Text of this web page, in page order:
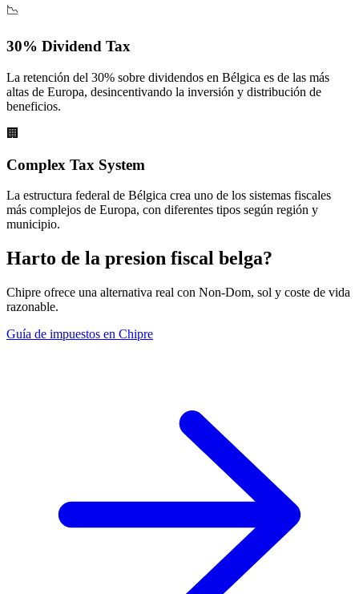
📉
30% Dividend Tax
La retención del 30% sobre dividendos en Bélgica es de las más
altas de Europa, desincentivando la inversión y distribución de
beneficios.
🏢
Complex Tax System
La estructura federal de Bélgica crea uno de los sistemas fiscales
más complejos de Europa, con diferentes tipos según región y
municipio.
Harto de la presion fiscal belga?
Chipre ofrece una alternativa real con Non-Dom, sol y coste de vida
razonable.
Guía de impuestos en Chipre